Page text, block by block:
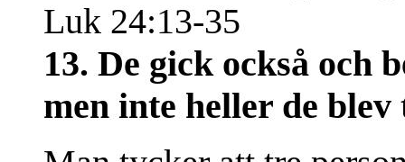
Luk 24:13-35
13. De gick också och
men inte heller de blev